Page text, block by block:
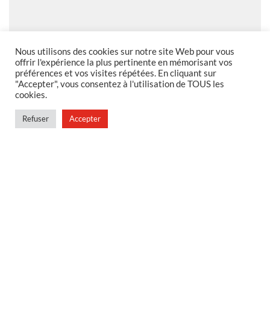
MENTIONS LEGALES
Foire aux questions
Politique de confidentialité
Conditions générales de vente en magasin
Nous utilisons des cookies sur notre site Web pour vous
offrir l'expérience la plus pertinente en mémorisant vos
préférences et vos visites répétées. En cliquant sur
"Accepter", vous consentez à l'utilisation de TOUS les
cookies.
Refuser Accepter